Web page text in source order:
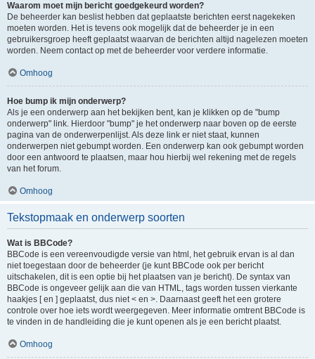
Waarom moet mijn bericht goedgekeurd worden?
De beheerder kan beslist hebben dat geplaatste berichten eerst nagekeken
moeten worden. Het is tevens ook mogelijk dat de beheerder je in een
gebruikersgroep heeft geplaatst waarvan de berichten altijd nagelezen moeten
worden. Neem contact op met de beheerder voor verdere informatie.
Omhoog
Hoe bump ik mijn onderwerp?
Als je een onderwerp aan het bekijken bent, kan je klikken op de "bump
onderwerp" link. Hierdoor "bump" je het onderwerp naar boven op de eerste
pagina van de onderwerpenlijst. Als deze link er niet staat, kunnen
onderwerpen niet gebumpt worden. Een onderwerp kan ook gebumpt worden
door een antwoord te plaatsen, maar hou hierbij wel rekening met de regels
van het forum.
Omhoog
Tekstopmaak en onderwerp soorten
Wat is BBCode?
BBCode is een vereenvoudigde versie van html, het gebruik ervan is al dan
niet toegestaan door de beheerder (je kunt BBCode ook per bericht
uitschakelen, dit is een optie bij het plaatsen van je bericht). De syntax van
BBCode is ongeveer gelijk aan die van HTML, tags worden tussen vierkante
haakjes [ en ] geplaatst, dus niet < en >. Daarnaast geeft het een grotere
controle over hoe iets wordt weergegeven. Meer informatie omtrent BBCode is
te vinden in de handleiding die je kunt openen als je een bericht plaatst.
Omhoog